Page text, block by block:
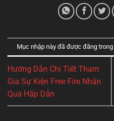
Mục nhập này đã được đăng trong
Hướng Dẫn Chi Tiết Tham
Gia Sự Kiện Free Fire Nhận
Quà Hấp Dẫn